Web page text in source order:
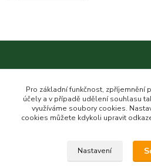
Pro základní funkčnost, zpříjemnění
účely a v případě udělení souhlasu
využíváme soubory cookies.
cookies můžete kdykoli upravit
Nastavení